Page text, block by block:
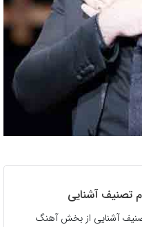
تصنیف آشنایی
آشنایی از بخش آهنگ